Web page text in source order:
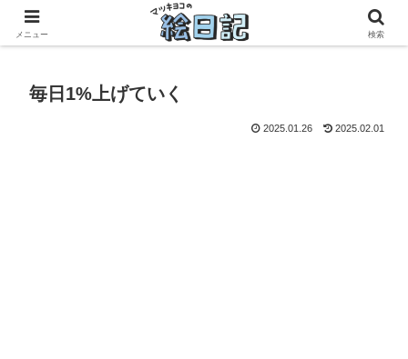
滋賀に移住した50代元主婦、フリーランス×パートの毎日
毎日1%上げていく
2025.01.26 2025.02.01
メニュー 検索